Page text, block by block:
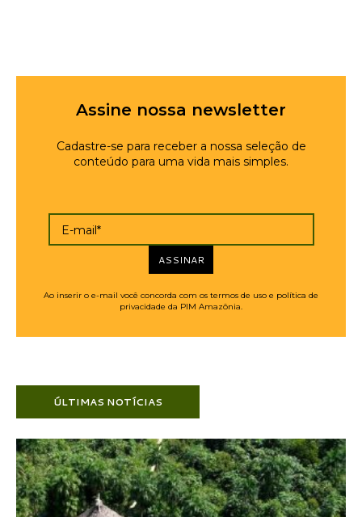
Assine nossa newsletter
Cadastre-se para receber a nossa seleção de
conteúdo para uma vida mais simples.
E-mail*
ASSINAR
Ao inserir o e-mail você concorda com os termos de uso e política de
privacidade da PIM Amazônia.
ÚLTIMAS NOTÍCIAS